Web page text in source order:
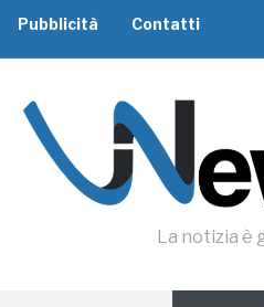
Pubblicità Contatti
La notizia è